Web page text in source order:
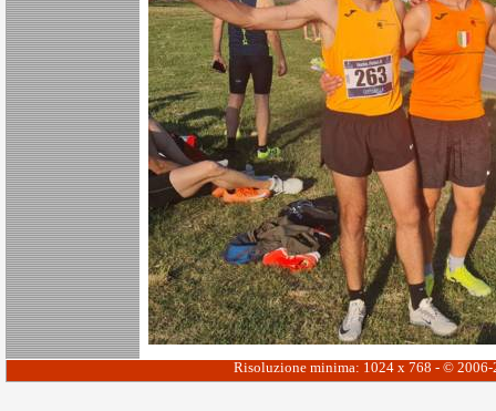
Risoluzione minima: 1024 x 768 - ©